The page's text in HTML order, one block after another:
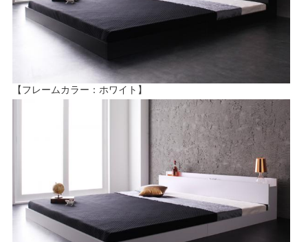
【フレームカラー：ホワイト】